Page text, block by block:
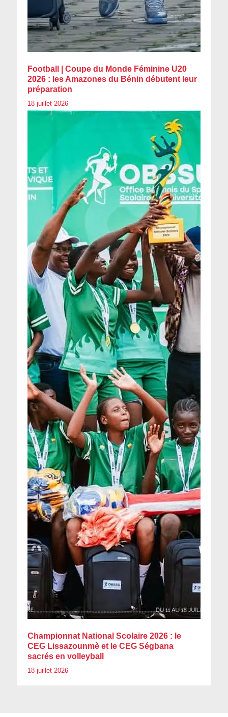
Football | Coupe du Monde Féminine U20
2026 : les Amazones du Bénin débutent leur
préparation
18 juillet 2026
Championnat National Scolaire 2026 : le
CEG Lissazounmè et le CEG Ségbana
sacrés en volleyball
18 juillet 2026